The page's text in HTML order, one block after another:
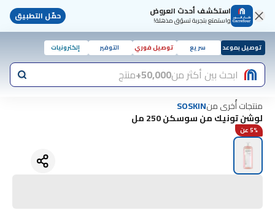
استكشف أحدث العروض
واستمتع بتجربة تسوّق مذهلة! حمّل التطبيق
توصيل بموعد سريع توصيل فوري التوفير إلكترونيات
ابحث بين أكثر من50,000+ منتج
منتجات أُخرى منSOSKIN
لوشن تونيك من سوسكن 250 مل
5% عن